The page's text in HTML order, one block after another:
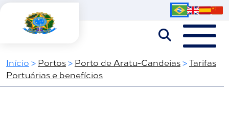
Início > Portos> Porto de Aratu-Candeias>Tarifas
Portuárias e benefícios